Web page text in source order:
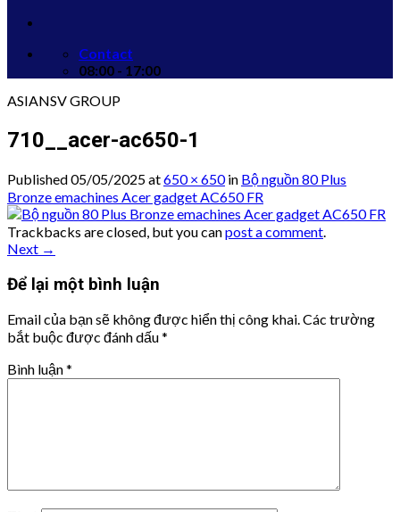
Contact
08:00 - 17:00
ASIANSV GROUP
710__acer-ac650-1
Published05/05/2025at650 × 650in Bộ nguồn 80 Plus
Bronze emachines Acer gadget AC650 FR
Trackbacks are closed, but you canpost a comment.
Next →
Để lại một bình luận
Email của bạn sẽ không được hiển thị công khai.Các trường
bắt buộc được đánh dấu*
Bình luận*